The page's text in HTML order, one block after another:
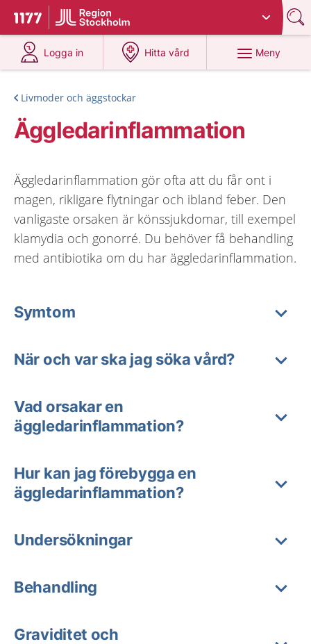
Till startsidan för 1177
Du har valt region
Logga in
på 1177.se
Hitta vård
på 1177.se
Meny
Livmoder och äggstockar
Äggledarinflammation
Äggledarinflammation gör ofta att du får ont i
magen, rikligare flytningar och ibland feber. Den
vanligaste orsaken är könssjukdomar, till exempel
klamydia och gonorré. Du behöver få behandling
med antibiotika om du har äggledarinflammation.
Symtom
När och var ska jag söka vård?
Vad orsakar en
äggledarinflammation?
Hur kan jag förebygga en
äggledarinflammation?
Undersökningar
Behandling
Graviditet och